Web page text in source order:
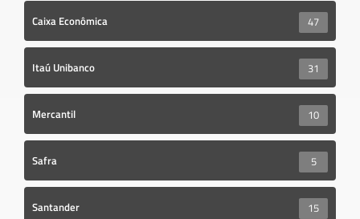
Caixa Econômica 47
Itaú Unibanco 31
Mercantil 10
Safra 5
Santander 15